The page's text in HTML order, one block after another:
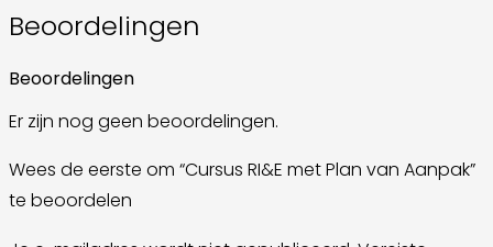
Beoordelingen
Beoordelingen
Er zijn nog geen beoordelingen.
Wees de eerste om “Cursus RI&E met Plan van Aanpak”
te beoordelen